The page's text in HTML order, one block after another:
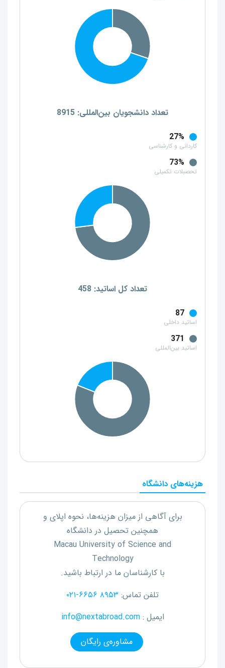
تعداد دانشجویان بین‌المللی: 8915
27%
کاردانی و کارشناسی
73%
تحصبلات تکمیلی
تعداد کل اساتید: 458
87
اساتید داخلی
371
اساتید بین‌المللی
هزینه‌های دانشگاه
برای آگاهی از میزان هزینه‌ها، نحوه اپلای و
همچنین تحصیل در دانشگاه
Macau University of Science and
Technology
با کارشناسان ما در ارتباط باشید.
تلفن تماس: ۰۲۱-۶۶۵۶ ۸۹۵۳
ایمیل :info@nextabroad.com
مشاوره‌ی رایگان